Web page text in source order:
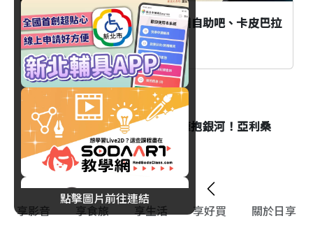
新莊「井賀鍋物」新開幕！40種自助吧、卡皮巴拉
奶香鍋登場！
旅遊
白天漫步仙人掌森林、夜晚擁抱銀河！亞利桑
那州最浪漫的夜間玩法
點擊圖片前往連結
享影音 享食旅 享生活 享好買 關於日享